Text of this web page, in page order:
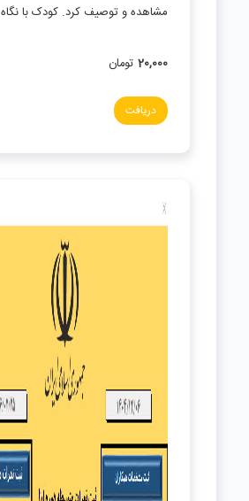
مشاهده و توصیف کرد. کودک با نگاه
20,000 تومان
دریافت